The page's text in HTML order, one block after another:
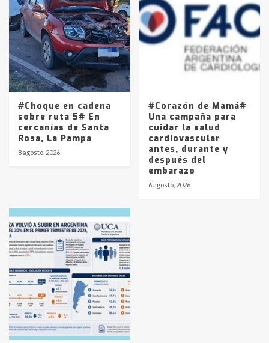
#Choque en cadena
sobre ruta 5# En
cercanías de Santa
Rosa, La Pampa
8 agosto, 2026
#Corazón de Mamá#
Una campaña para
cuidar la salud
cardiovascular
antes, durante y
después del
embarazo
6 agosto, 2026